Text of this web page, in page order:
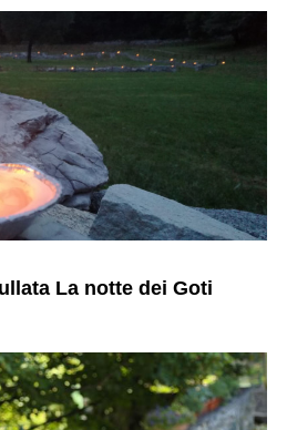
La notte dei Goti